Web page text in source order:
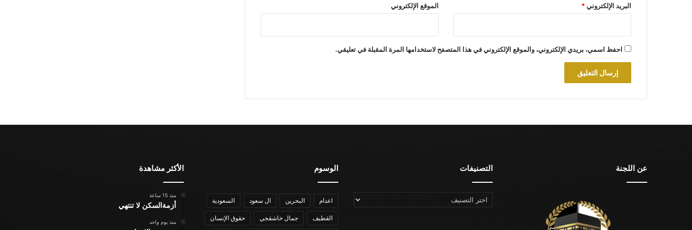
البريد الإلكتروني* الموقع الإلكتروني
احفظ اسمي، بريدي الإلكتروني، والموقع الإلكتروني في هذا المتصفح لاستخدامها المرة المقبلة في تعليقي.
عن اللجنة التصنيفات
التصنيفات
الوسوم
اعدام البحرين ال سعود السعودية
القطيف جمال خاشقجي حقوق الإنسان
الأكثر مشاهدة
منذ 15 ساعة
أزمةالسكن لا تنتهي
منذ يوم واحد